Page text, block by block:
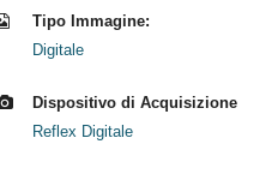
Tipo Immagine:
Digitale
Dispositivo di Acquisizione
Reflex Digitale